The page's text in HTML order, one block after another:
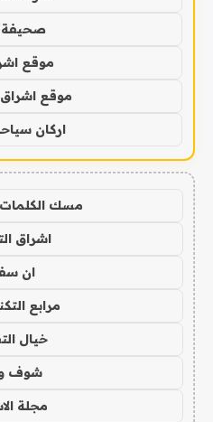
صحيفة
موقع
موقع اشراق
اركان
مسك
اشراق
ان
مرابع
خيال
شوف
مجلة